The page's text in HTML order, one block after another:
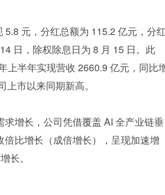
元，分红总额为 115.2 亿元，分
日，除权除息日为 8 月 15 日。此
上半年实现营收 2660.9 亿元，同比
市以来同期新高。
增长，公司凭借覆盖 AI 全产业链垂
比增长（成倍增长），呈现加速增
长。